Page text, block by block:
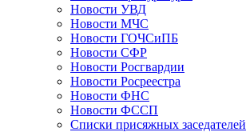
Новости УВД
Новости МЧС
Новости ГОЧСиПБ
Новости СФР
Новости Росгвардии
Новости Росреестра
Новости ФНС
Новости ФССП
Списки присяжных заседателей